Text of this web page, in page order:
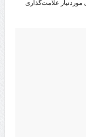
علامت‌گذاری